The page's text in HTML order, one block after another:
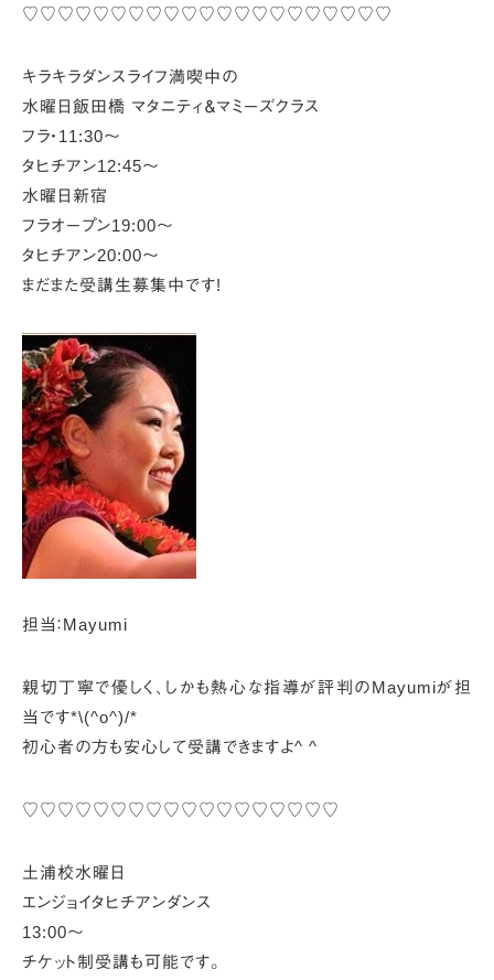
♡♡♡♡♡♡♡♡♡♡♡♡♡♡♡♡♡♡♡♡♡
キラキラダンスライフ満喫中の
水曜日飯田橋 マタニティ＆マミーズクラス
フラ・11:30～
タヒチアン12:45～
水曜日新宿
フラオープン19:00～
タヒチアン20:00～
まだまた受講生募集中です!
担当：Mayumi
親切丁寧で優しく、しかも熱心な指導が評判のMayumiが担
当です*\(^o^)/*
初心者の方も安心して受講できますよ^ ^
♡♡♡♡♡♡♡♡♡♡♡♡♡♡♡♡♡♡
土浦校水曜日
エンジョイタヒチアンダンス
13:00～
チケット制受講も可能です。